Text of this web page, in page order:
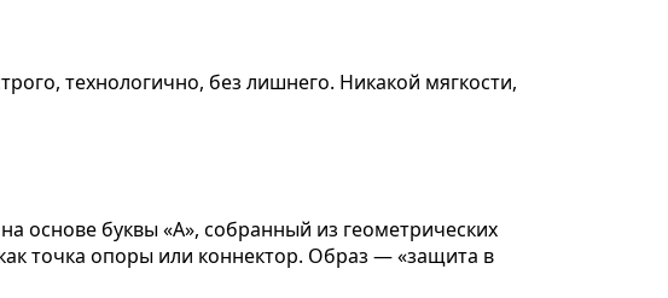
технологично, без лишнего. Никакой мягкости,
основе буквы «А», собранный из геометрических
точка опоры или коннектор. Образ — «защита в